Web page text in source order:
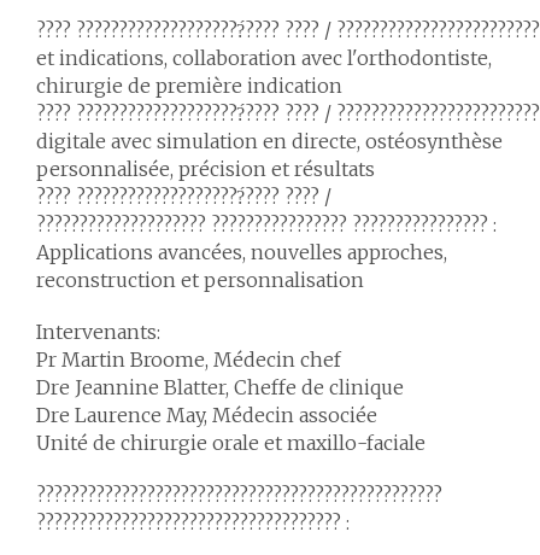
???? ????????????????????́???? ???? /
et indications, collaboration avec l'orthodontiste,
chirurgie de première indication
???? ????????????????????́???? ???? /
digitale avec simulation en directe, ostéosynthèse
personnalisée, précision et résultats
???? ????????????????????́???? ???? /
???????????????????? ???????????????? ???????????????? :
Applications avancées, nouvelles approches,
reconstruction et personnalisation
Intervenants:
Pr Martin Broome, Médecin chef
Dre Jeannine Blatter, Cheffe de clinique
Dre Laurence May, Médecin associée
Unité de chirurgie orale et maxillo-faciale
????????????????????????????????????????????????
???????????????????????????????????? :